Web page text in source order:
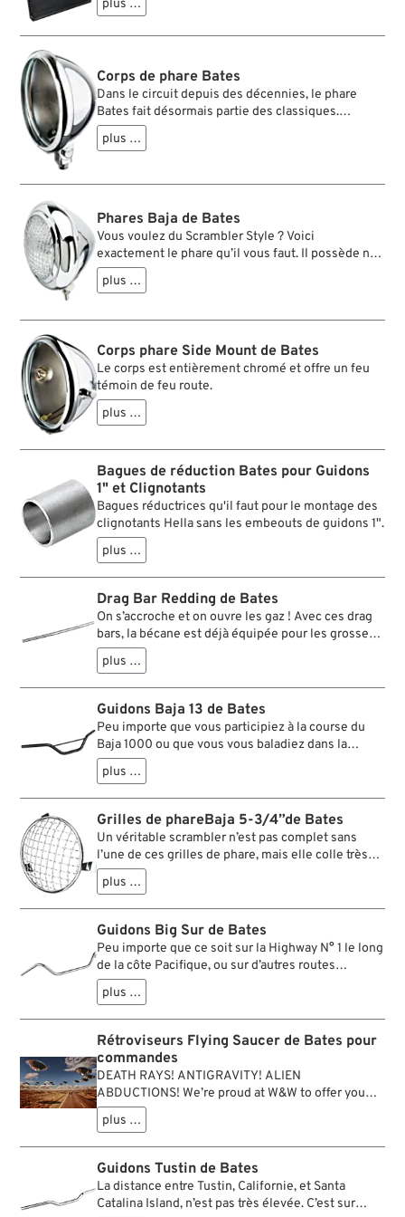
crochet. Enfantin et très sûr.
plus …
Corps de phare Bates
Dans le circuit depuis des décennies, le phare
Bates fait désormais partie des classiques.
L’histoire du bobber et du chopper ne s’envisage
pas sans lui, leur avenir non plus. Avec voyant bleu
plus …
Phares Baja de Bates
Vous voulez du Scrambler Style ? Voici
exactement le phare qu’il vous faut. Il possède non
seulement le bon look mais aussi une fabrication
très robuste, nécessaire aux aventures offroad.
son support.
plus …
Corps phare Side Mount de Bates
Le corps est entièrement chromé et offre un feu
témoin de feu route.
plus …
Bagues de réduction Bates pour Guidons
1" et Clignotants
Bagues réductrices qu'il faut pour le montage des
clignotants Hella sans les embeouts de guidons 1".
plus …
Drag Bar Redding de Bates
On s’accroche et on ouvre les gaz ! Avec ces drag
bars, la bécane est déjà équipée pour les grosses
accélérations. Ils sont baptisés d’après le célèbre
dragstrip de Redding en Californie. Ces guidons
sont livrés sans moletages et se montent dans
tous les pontets et les risers de Ø1”.
plus …
Guidons Baja 13 de Bates
Peu importe que vous participiez à la course du
Baja 1000 ou que vous vous baladiez dans la
carrière de graviers du coin, le guidon Bates Baja
fera parfaitement l’affaire. Mais il fait aussi bonne
figure sur l’asphalte, tout au moins pour le pilote,
car il permet une bonne position de conduite bien
droite. Comme c’est l’usage pour un guidon
offroad, il possède une barre de renfort qui a non
seulement une fonction stabilisatrice, mais qui est
très pratique pour la fixation d’un GPS, d’un
support de carte routière, d’une sacoche etc.
plus …
Grilles de phareBaja 5-3/4”de Bates
Un véritable scrambler n’est pas complet sans
l’une de ces grilles de phare, mais elle colle très
bien au look d’autres motos en livrée “Six Days”.
Elle se monte en quelques minutes sur le cerclage
de phares Bates ou similaires.
plus …
Guidons Big Sur de Bates
Peu importe que ce soit sur la Highway N° 1 le long
de la côte Pacifique, ou sur d’autres routes
panoramiques de cette planète, le guidon Big Sur
contribue à ce que la virée soit parfaite. La
position de conduite et celle des mains sont
conçus pour le grand confort, si bien que les
bikers sauront apprécier le design de ce guidon
même au bout de plusieurs centaines de miles.
plus …
Rétroviseurs Flying Saucer de Bates pour
commandes
DEATH RAYS! ANTIGRAVITY! ALIEN
ABDUCTIONS! We’re proud at W&W to offer you
the first ever V-Twin propelled flying saucer to
avoid CLOSE ENCOUNTERS! We pulled this
unknown shiny object from its orbit down to our
own Area 42 and reaccelerated it again into outer
space as a REAR VIEW MIRROR! ZAP! CRUNCH!
SHRIEK! It comes in two WEIRD sizes, and two
ALIEN surface coatings: black and chrome. Pas
plus …
Guidons Tustin de Bates
La distance entre Tustin, Californie, et Santa
Catalina Island, n’est pas très élevée. C’est sur